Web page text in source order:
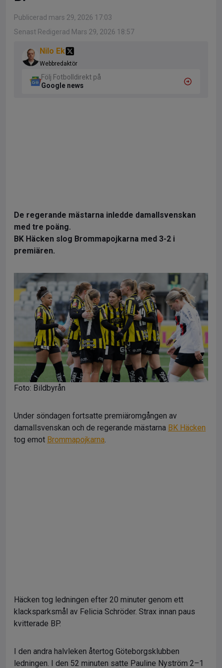
Publicerad mars 29, 2026 17:03
Senast Redigerad Mars 29, 2026 18:57
Nilo Ek
Webbredaktör
Följ Fotbolldirekt på
Google news
De regerande mästarna inledde damallsvenskan
med tre poäng.
BK Häcken slog Brommapojkarna med 3-2 i
premiären.
Foto: Bildbyrån
Under söndagen fortsatte premiäromgången av
damallsvenskan och de regerande mästarna BK Häcken
tog emot Brommapojkarna.
Häcken tog ledningen efter 20 minuter genom ett
klacksparksmål av Felicia Schröder. Strax innan paus
kvitterade BP.
I den andra halvleken återtog Göteborgsklubben
ledningen. I den 52 minuten satte Pauline Nyström 2–1